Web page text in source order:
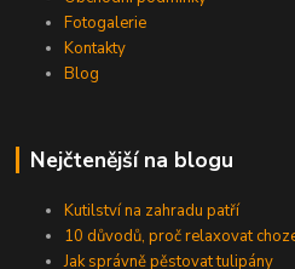
Fotogalerie
Kontakty
Blog
Nejčtenější na blogu
Kutilství na zahradu patří
10 důvodů, proč relaxovat
Jak správně pěstovat tulipány